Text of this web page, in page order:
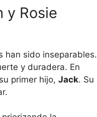
y Rosie
han sido inseparables.
y duradera. En
primer hijo, Jack. Su